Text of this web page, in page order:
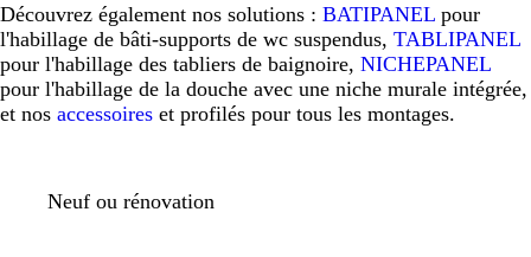
Découvrez également nos solutions : BATIPANEL pour
l'habillage de bâti-supports de wc suspendus, TABLIPANEL
pour l'habillage des tabliers de baignoire, NICHEPANEL
pour l'habillage de la douche avec une niche murale intégrée,
et nos accessoires et profilés pour tous les montages.
Neuf ou rénovation